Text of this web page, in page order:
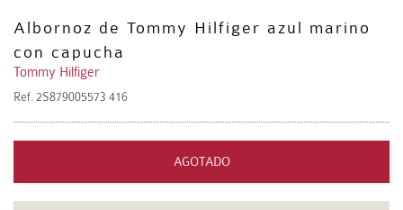
Albornoz de Tommy Hilfiger azul marino
con capucha
Tommy Hilfiger
Ref. 2S879005573 416
AGOTADO